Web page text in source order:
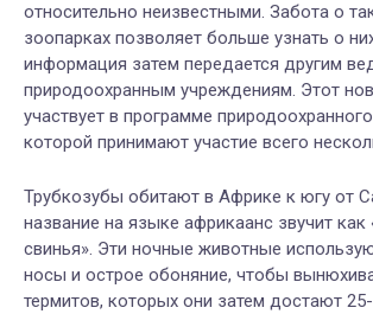
относительно неизвестными. Забота о
зоопарках позволяет больше узнать о
информация затем передается другим
природоохранным учреждениям. Этот
участвует в программе
которой принимают участие всего
Трубкозубы обитают в Африке к югу от
название на языке африкаанс звучит как
свинья». Эти ночные животные
носы и острое обоняние, чтобы
термитов, которых они затем достают